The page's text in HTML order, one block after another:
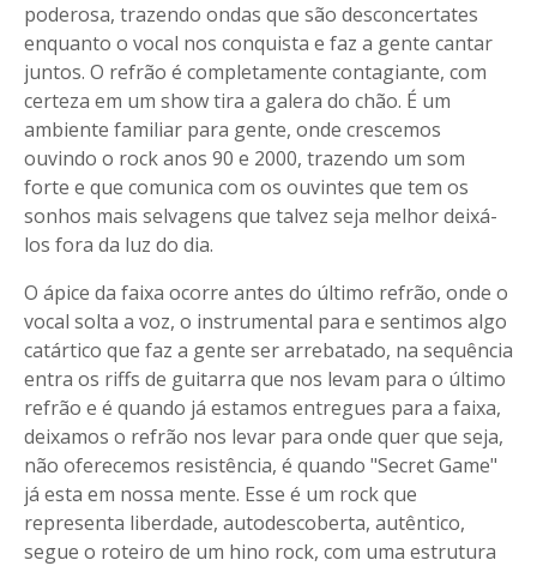
poderosa, trazendo ondas que são desconcertates
enquanto o vocal nos conquista e faz a gente cantar
juntos. O refrão é completamente contagiante, com
certeza em um show tira a galera do chão. É um
ambiente familiar para gente, onde crescemos
ouvindo o rock anos 90 e 2000, trazendo um som
forte e que comunica com os ouvintes que tem os
sonhos mais selvagens que talvez seja melhor deixá-
los fora da luz do dia.
O ápice da faixa ocorre antes do último refrão, onde o
vocal solta a voz, o instrumental para e sentimos algo
catártico que faz a gente ser arrebatado, na sequência
entra os riffs de guitarra que nos levam para o último
refrão e é quando já estamos entregues para a faixa,
deixamos o refrão nos levar para onde quer que seja,
não oferecemos resistência, é quando "Secret Game"
já esta em nossa mente. Esse é um rock que
representa liberdade, autodescoberta, autêntico,
segue o roteiro de um hino rock, com uma estrutura